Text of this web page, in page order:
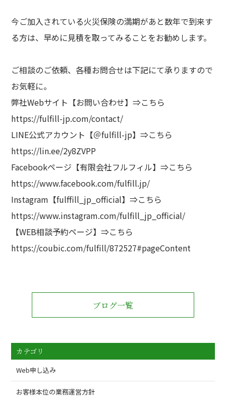
今ご加入されている火災保険の満期があと数年で到来す
る方は、早めに見積を取ってみることをお勧めします。
ご相談のご依頼、各種お問合せは下記にて承りますので
お気軽に。
弊社Webサイト【お問い合わせ】⇒こちら
https://fulfill-jp.com/contact/
LINE公式アカウント【＠fulfill-jp】⇒こちら
https://lin.ee/2y8ZVPP
Facebookページ【有限会社フルフィル】⇒こちら
https://www.facebook.com/fulfill.jp/
Instagram【fulffill_jp_official】⇒こちら
https://www.instagram.com/fulfill_jp_official/
【WEB相談予約ページ】⇒こちら
https://coubic.com/fulfill/872527#pageContent
ブログ一覧
カテゴリ
Web申し込み
お客様本位の業務運営方針